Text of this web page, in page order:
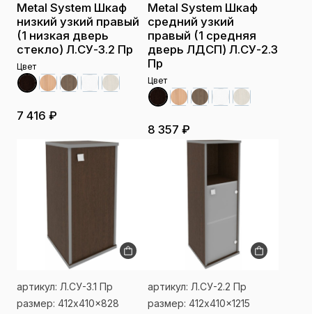
Metal System Шкаф
низкий узкий правый
(1 низкая дверь
стекло) Л.СУ-3.2 Пр
Цвет
7 416 ₽
Metal System Шкаф
средний узкий
правый (1 средняя
дверь ЛДСП) Л.СУ-2.3
Пр
Цвет
8 357 ₽
артикул: Л.СУ-3.1 Пр
размер: 412x410x828
артикул: Л.СУ-2.2 Пр
размер: 412x410x1215